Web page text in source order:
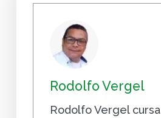
Rodolfo Vergel
Rodolfo Vergel cursa